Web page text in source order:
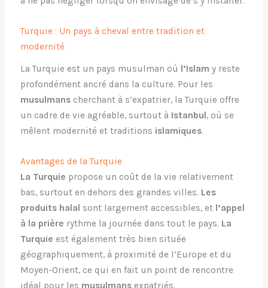
Turquie : Un pays à cheval entre tradition et
modernité
La Turquie est un pays musulman où l’Islam y reste
profondément ancré dans la culture. Pour les
musulmanscherchant à s’expatrier, la Turquie offre
un cadre de vie agréable, surtout à Istanbul, où se
mêlent modernité et traditions islamiques.
Avantages de la Turquie
La Turquie propose un coût de la vie relativement
bas, surtout en dehors des grandes villes. Les
produits halal sont largement accessibles, et l’appel
à la prière rythme la journée dans tout le pays. La
Turquie est également très bien située
géographiquement, à proximité de l’Europe et du
Moyen-Orient, ce qui en fait un point de rencontre
idéal pour les musulmansexpatriés.